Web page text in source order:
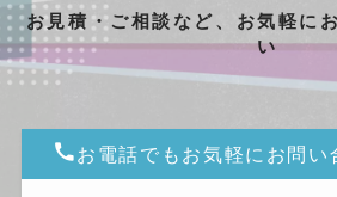
お見積・ご相談など、お気軽に
い
お電話でもお気軽にお問い